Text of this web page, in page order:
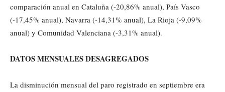
comparación anual en Cataluña (-20,86% anual), País Vasco
(-17,45% anual), Navarra (-14,31% anual), La Rioja (-9,09%
anual) y Comunidad Valenciana (-3,31% anual).
DATOS MENSUALES DESAGREGADOS
La disminución mensual del paro registrado en septiembre era